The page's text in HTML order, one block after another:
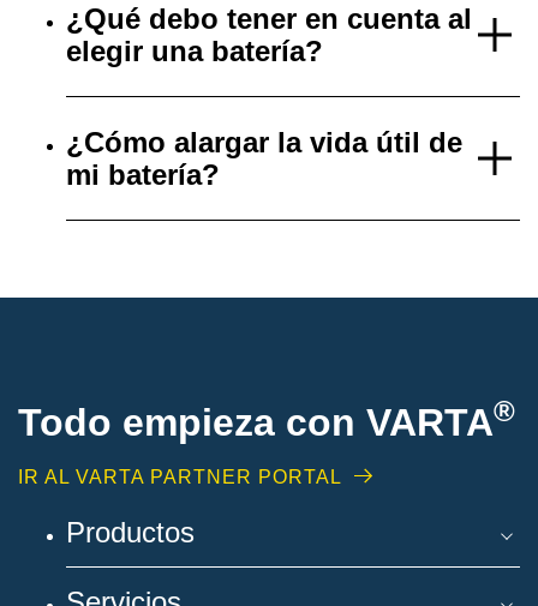
¿Qué debo tener en cuenta al
elegir una batería?
¿Cómo alargar la vida útil de
mi batería?
Todo empieza con VARTA®
IR AL VARTA PARTNER PORTAL
Productos